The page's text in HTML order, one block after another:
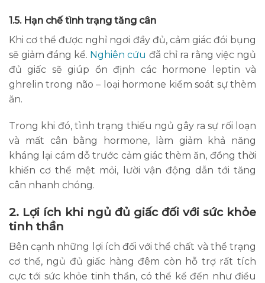
1.5. Hạn chế tình trạng tăng cân
Khi cơ thể được nghỉ ngơi đầy đủ, cảm giác đói bụng
sẽ giảm đáng kể. Nghiên cứu đã chỉ ra rằng việc ngủ
đủ giấc sẽ giúp ổn định các hormone leptin và
ghrelin trong não – loại hormone kiểm soát sự thèm
ăn.
Trong khi đó, tình trạng thiếu ngủ gây ra sự rối loạn
và mất cân bằng hormone, làm giảm khả năng
kháng lại cám dỗ trước cảm giác thèm ăn, đồng thời
khiến cơ thể mệt mỏi, lười vận động dẫn tới tăng
cân nhanh chóng.
2. Lợi ích khi ngủ đủ giấc đối với sức khỏe
tinh thần
Bên cạnh những lợi ích đối với thể chất và thể trạng
cơ thể, ngủ đủ giấc hàng đêm còn hỗ trợ rất tích
cực tới sức khỏe tinh thần, có thể kể đến như điều